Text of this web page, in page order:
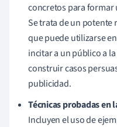
concretos para formar
Se trata de un potente
que puede utilizarse
incitar a un público a
construir casos
publicidad.
Técnicas probadas en
Incluyen el uso de